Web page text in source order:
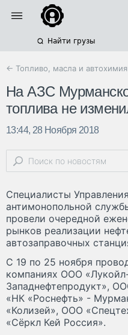
Найти грузы
← Топливо, масла и автохимия
На АЗС
топлива не
13:44, 28 Ноября 2018
Специалисты
антимонопольной
провели очередной
рынков реализации
автозаправочных
С 19 по 25 ноября
компаниях ООО
Западнефтепродукт»,
«НК «Роснефть» -
«Колизей», ООО
«Сёркл Кей Россия».